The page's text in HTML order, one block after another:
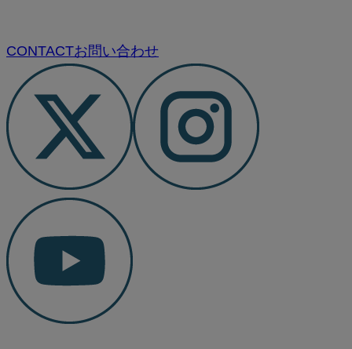
CONTACTお問い合わせ